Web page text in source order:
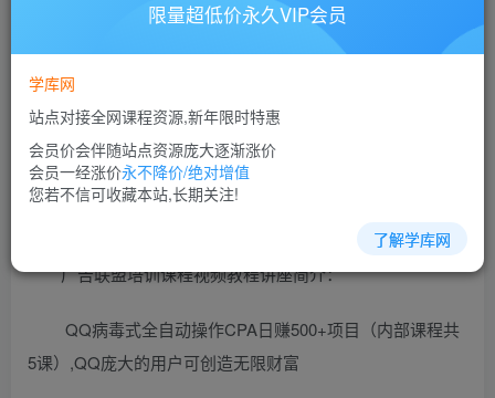
此内容为付费资源，请付费后查看
10
立即购买
您当前未登录！建议登陆后购买，可保存购买订单
广告联盟培训课程视频教程讲座简介：
QQ病毒式全自动操作CPA日赚500+项目（内部课程共
5课）,QQ庞大的用户可创造无限财富
限量超低价永久VIP会员
学库网
站点对接全网课程资源,新年限时特惠
会员价会伴随站点资源庞大逐渐涨价
会员一经涨价永不降价/绝对增值
您若不信可收藏本站,长期关注!
了解学库网